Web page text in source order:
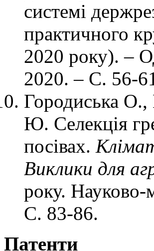
системі
практичного
2020 року). –
2020. – С. 56-
Городиська О.,
Ю. Селекція
посівах.
Виклики для
року.
С. 83-86.
Патенти